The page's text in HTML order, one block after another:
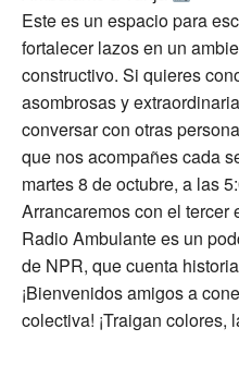
Este es un espacio para
fortalecer lazos en un
constructivo. Si quieres
asombrosas y
conversar con otras
que nos acompañes cada
martes 8 de octubre, a las
Arrancaremos con el tercer
Radio Ambulante es un
de NPR, que cuenta
¡Bienvenidos amigos a
colectiva! ¡Traigan colores,